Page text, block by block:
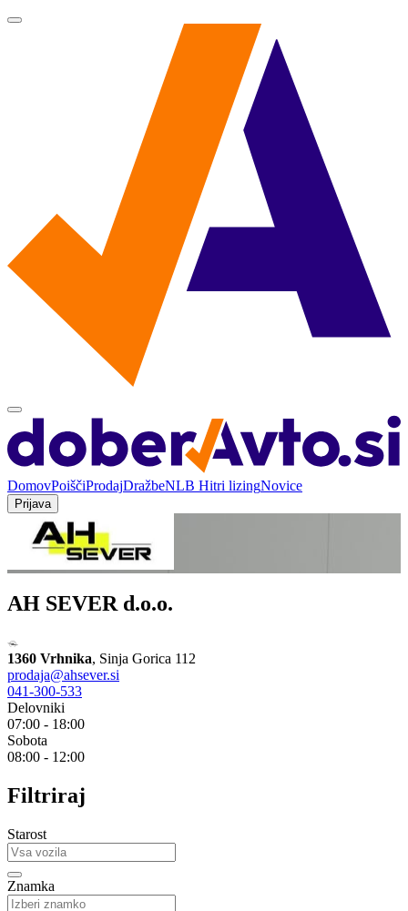
DomovPoiščiProdajDražbeNLB Hitri lizingNovice
Prijava
AH SEVER d.o.o.
1360 Vrhnika, Sinja Gorica 112
prodaja@ahsever.si
041-300-533
Delovniki
07:00 - 18:00
Sobota
08:00 - 12:00
Filtriraj
Starost
Znamka